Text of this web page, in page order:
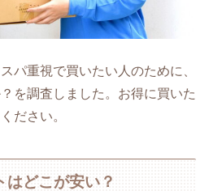
パ重視で買いたい人のために、
を調査しました。お得に買いた
ださい。
はどこが安い？